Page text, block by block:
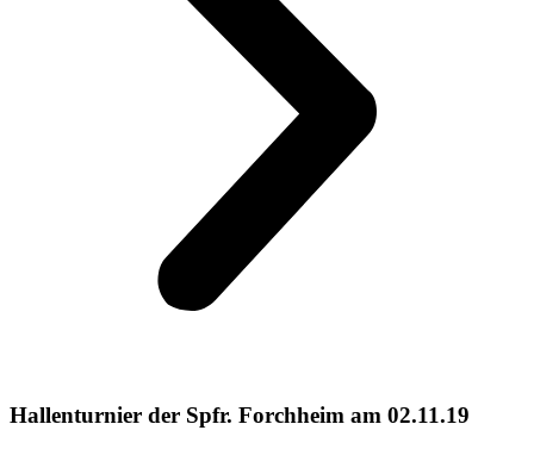
Hallenturnier der Spfr. Forchheim am 02.11.19